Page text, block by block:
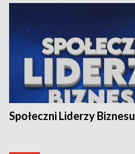
Społeczni Liderzy Biznesu